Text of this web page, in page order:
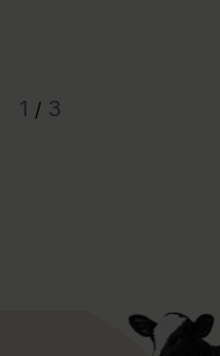
1 / 3